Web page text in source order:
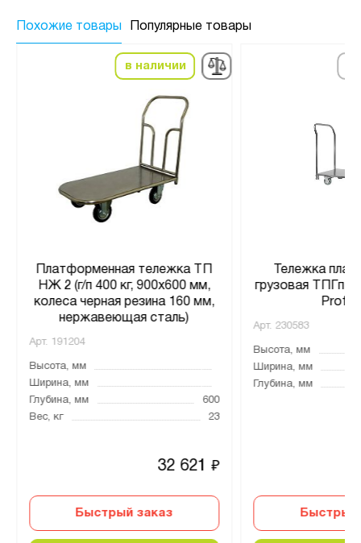
Похожие товары Популярные товары
в наличии
Платформенная тележка ТП
НЖ 2 (г/п 400 кг, 900x600 мм,
колеса черная резина 160 мм,
нержавеющая сталь)
Арт. 191204
Высота, мм
Ширина, мм
Глубина, мм
600
Вес, кг
23
32 621₽
Быстрый заказ
Тележка
грузовая ТПГп –
Profi
Арт. 230583
Высота, мм
Ширина, мм
Глубина, мм
Быстрый